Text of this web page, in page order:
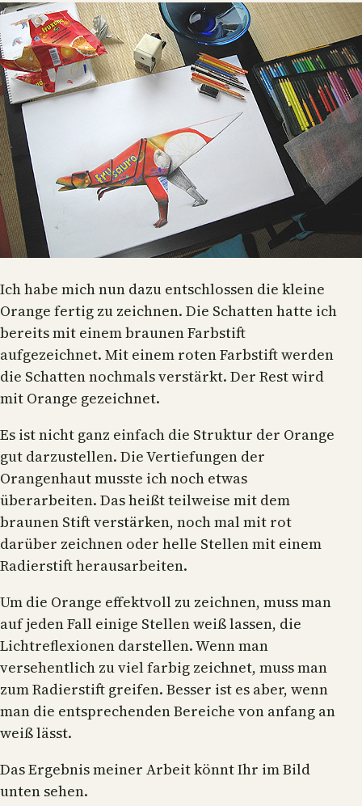
Ich habe mich nun dazu entschlossen die kleine
Orange fertig zu zeichnen. Die Schatten hatte ich
bereits mit einem braunen Farbstift
aufgezeichnet. Mit einem roten Farbstift werden
die Schatten nochmals verstärkt. Der Rest wird
mit Orange gezeichnet.
Es ist nicht ganz einfach die Struktur der Orange
gut darzustellen. Die Vertiefungen der
Orangenhaut musste ich noch etwas
überarbeiten. Das heißt teilweise mit dem
braunen Stift verstärken, noch mal mit rot
darüber zeichnen oder helle Stellen mit einem
Radierstift herausarbeiten.
Um die Orange effektvoll zu zeichnen, muss man
auf jeden Fall einige Stellen weiß lassen, die
Lichtreflexionen darstellen. Wenn man
versehentlich zu viel farbig zeichnet, muss man
zum Radierstift greifen. Besser ist es aber, wenn
man die entsprechenden Bereiche von anfang an
weiß lässt.
Das Ergebnis meiner Arbeit könnt Ihr im Bild
unten sehen.